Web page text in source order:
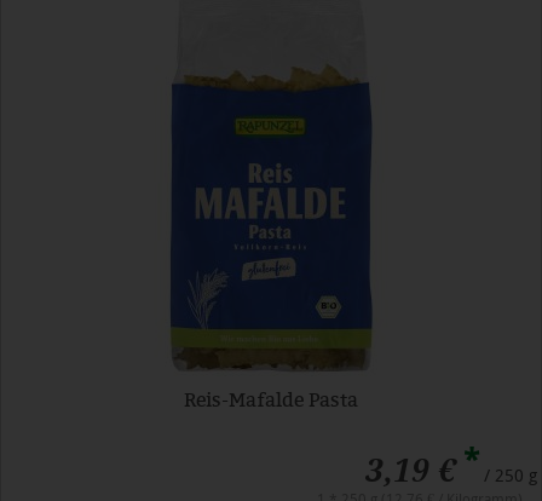
Reis-Mafalde Pasta
3,19 €* / 250 g